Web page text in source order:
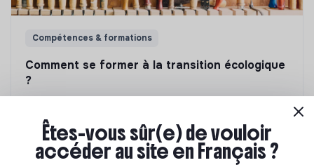
Compétences & formations
Comment se former à la transition écologique
?
Êtes-vous sûr(e) de vouloir
accéder au site en Français ?